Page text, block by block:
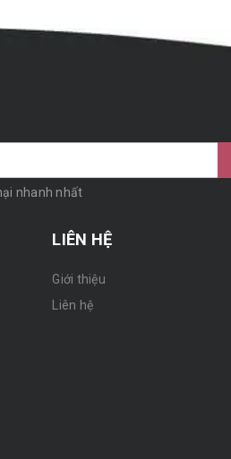
nhanh nhất
LIÊN HỆ
Giới thiệu
Liên hệ